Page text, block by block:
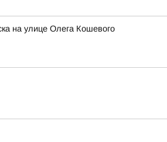
на улице Олега Кошевого